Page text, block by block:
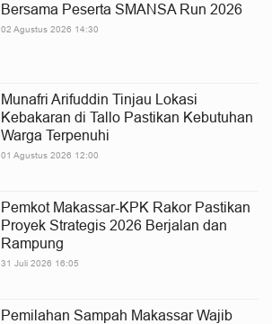
Bersama Peserta SMANSA Run 2026
02 Agustus 2026 14:30
Munafri Arifuddin Tinjau Lokasi
Kebakaran di Tallo Pastikan Kebutuhan
Warga Terpenuhi
01 Agustus 2026 12:00
Pemkot Makassar-KPK Rakor Pastikan
Proyek Strategis 2026 Berjalan dan
Rampung
31 Juli 2026 16:05
Pemilahan Sampah Makassar Wajib